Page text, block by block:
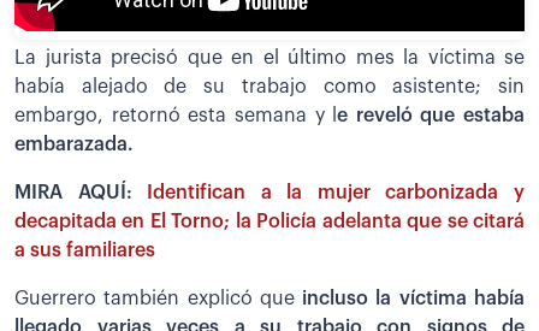
La jurista precisó que en el último mes la víctima se
había alejado de su trabajo como asistente; sin
embargo, retornó esta semana y le reveló que estaba
embarazada.
MIRA AQUÍ: Identifican a la mujer carbonizada y
decapitada en El Torno; la Policía adelanta que se citará
a sus familiares
Guerrero también explicó que incluso la víctima había